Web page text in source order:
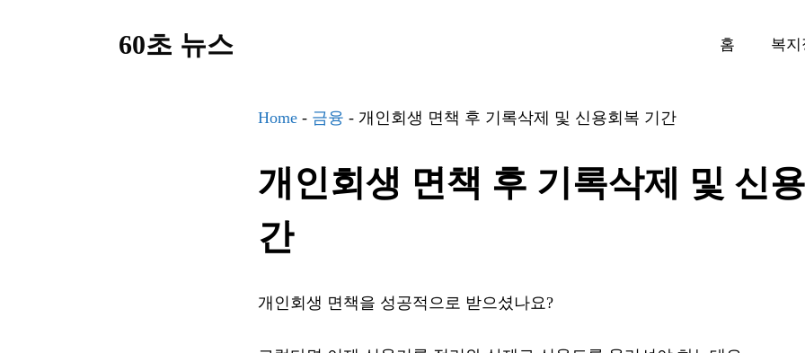
60초 뉴스 홈 복지
Home - 금융 - 개인회생 면책 후 기록삭제 및 신용회복 기간
개인회생 면책 후 기록삭제 및 신
간
개인회생 면책을 성공적으로 받으셨나요?